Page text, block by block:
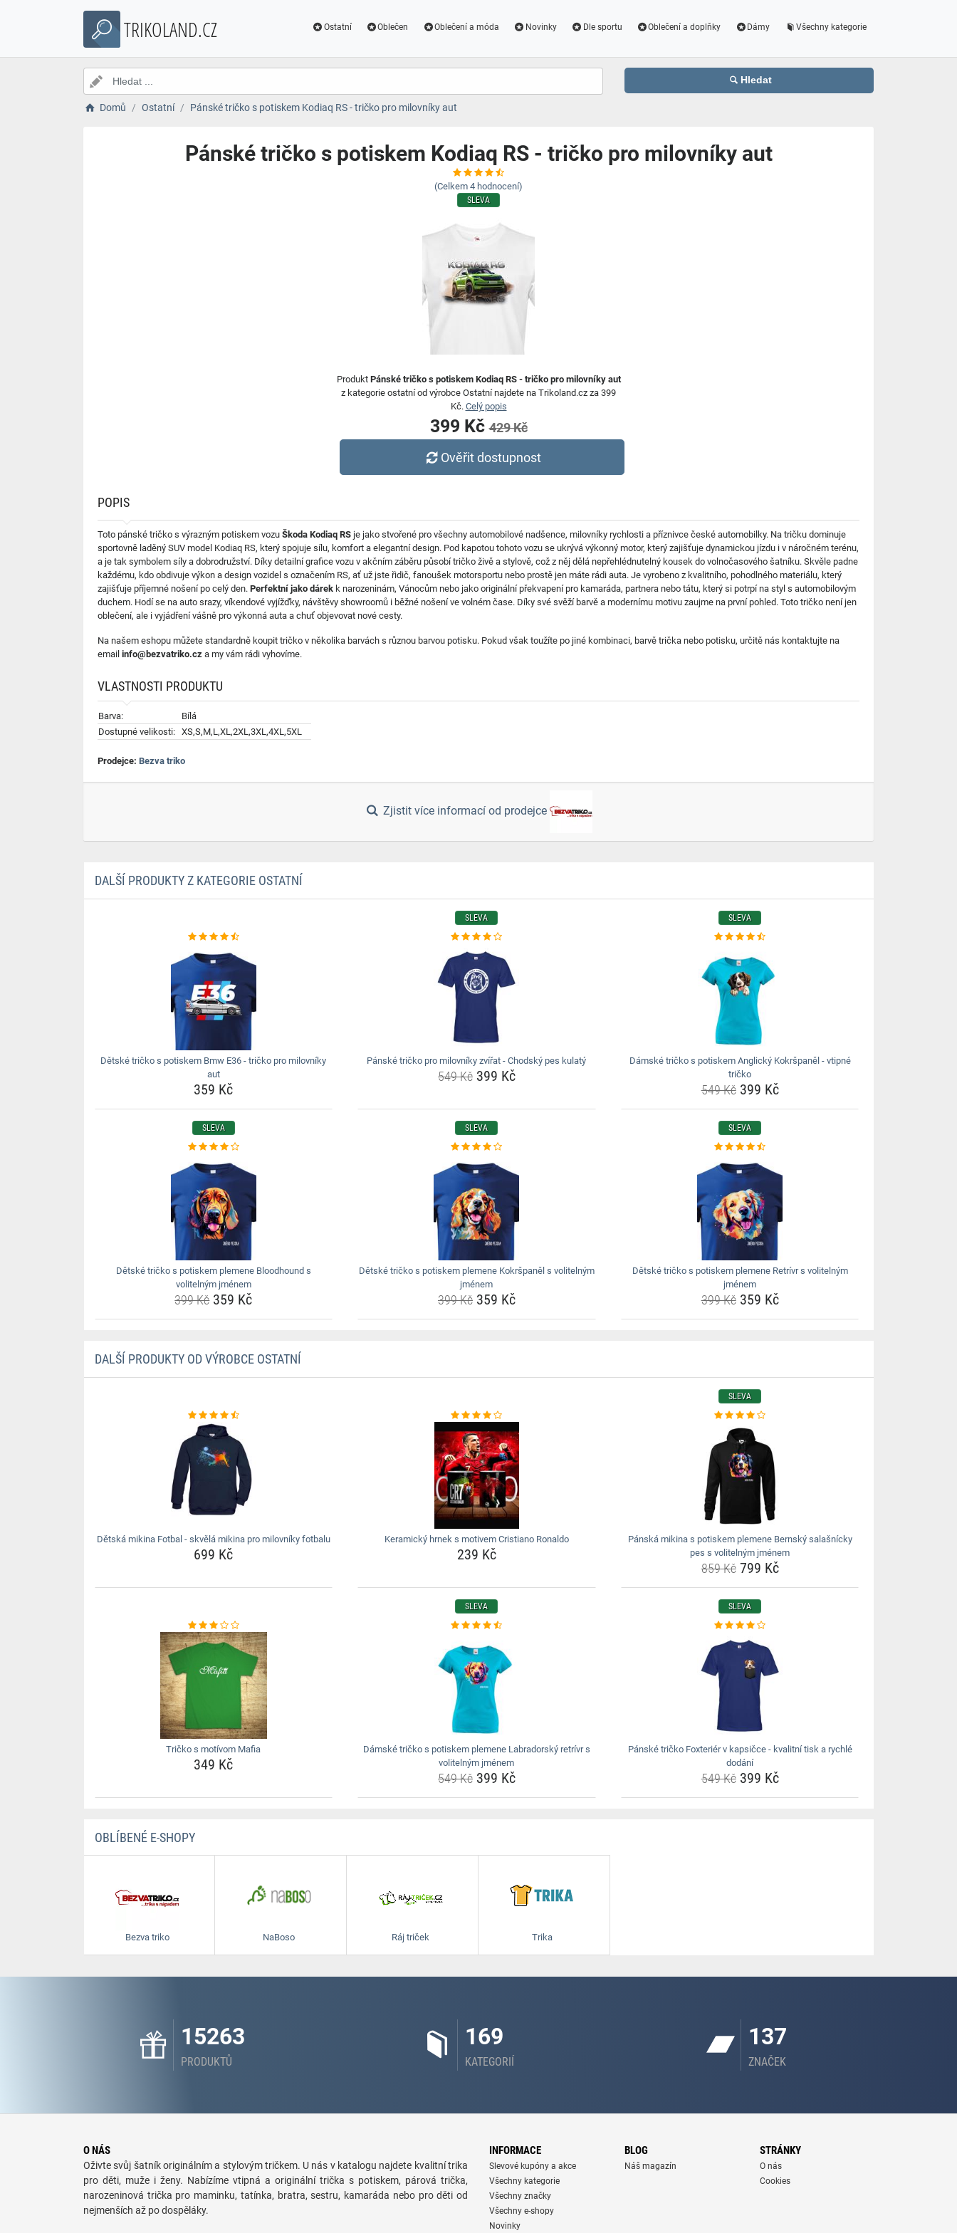
TRIKOLAND.CZ Ostatní Oblečen Oblečení a móda Novinky Dle sportu Oblečení a doplňky Dámy Všechny kategorie
Hledat
Domů Ostatní Pánské tričko s potiskem Kodiaq RS - tričko pro milovníky aut
Pánské tričko s potiskem Kodiaq RS - tričko pro milovníky aut
(Celkem 4 hodnocení)
SLEVA
Produkt Pánské tričko s potiskem Kodiaq RS - tričko pro milovníky aut
z kategorie ostatní od výrobce Ostatní najdete na Trikoland.cz za 399
Kč. Celý popis
399 Kč429 Kč
Ověřit dostupnost
POPIS
Toto pánské tričko s výrazným potiskem vozu Škoda Kodiaq RS je jako stvořené pro všechny automobilové nadšence, milovníky rychlosti a příznivce české automobilky. Na tričku dominuje
sportovně laděný SUV model Kodiaq RS, který spojuje sílu, komfort a elegantní design. Pod kapotou tohoto vozu se ukrývá výkonný motor, který zajišťuje dynamickou jízdu i v náročném terénu,
a je tak symbolem síly a dobrodružství. Díky detailní grafice vozu v akčním záběru působí tričko živě a stylově, což z něj dělá nepřehlédnutelný kousek do volnočasového šatníku. Skvěle padne
každému, kdo obdivuje výkon a design vozidel s označením RS, ať už jste řidič, fanoušek motorsportu nebo prostě jen máte rádi auta. Je vyrobeno z kvalitního, pohodlného materiálu, který
zajišťuje příjemné nošení po celý den. Perfektní jako dárek k narozeninám, Vánocům nebo jako originální překvapení pro kamaráda, partnera nebo tátu, který si potrpí na styl s automobilovým
duchem. Hodí se na auto srazy, víkendové vyjížďky, návštěvy showroomů i běžné nošení ve volném čase. Díky své svěží barvě a modernímu motivu zaujme na první pohled. Toto tričko není jen
oblečení, ale i vyjádření vášně pro výkonná auta a chuť objevovat nové cesty.
Na našem eshopu můžete standardně koupit tričko v několika barvách s různou barvou potisku. Pokud však toužíte po jiné kombinaci, barvě trička nebo potisku, určitě nás kontaktujte na
email info@bezvatriko.cz a my vám rádi vyhovíme.
VLASTNOSTI PRODUKTU
Barva:
Bílá
Dostupné velikosti: XS,S,M,L,XL,2XL,3XL,4XL,5XL
Prodejce: Bezva triko
Zjistit více informací od prodejce
DALŠÍ PRODUKTY Z KATEGORIE OSTATNÍ
Dětské tričko s potiskem Bmw E36 - tričko pro milovníky
aut
359 Kč
SLEVA
Pánské tričko pro milovníky zvířat - Chodský pes kulatý
549 Kč399 Kč
SLEVA
Dámské tričko s potiskem Anglický Kokršpaněl - vtipné
tričko
549 Kč399 Kč
SLEVA
Dětské tričko s potiskem plemene Bloodhound s
volitelným jménem
399 Kč359 Kč
SLEVA
Dětské tričko s potiskem plemene Kokršpaněl s volitelným
jménem
399 Kč359 Kč
SLEVA
Dětské tričko s potiskem plemene Retrívr s volitelným
jménem
399 Kč359 Kč
DALŠÍ PRODUKTY OD VÝROBCE OSTATNÍ
Dětská mikina Fotbal - skvělá mikina pro milovníky fotbalu
699 Kč
Keramický hrnek s motivem Cristiano Ronaldo
239 Kč
SLEVA
Pánská mikina s potiskem plemene Bernský salašnícky
pes s volitelným jménem
859 Kč799 Kč
Tričko s motívom Mafia
349 Kč
SLEVA
Dámské tričko s potiskem plemene Labradorský retrívr s
volitelným jménem
549 Kč399 Kč
SLEVA
Pánské tričko Foxteriér v kapsičce - kvalitní tisk a rychlé
dodání
549 Kč399 Kč
OBLÍBENÉ E-SHOPY
Bezva triko NaBoso Ráj triček Trika
15263
PRODUKTŮ
169
KATEGORIÍ
137
ZNAČEK
O NÁS
Oživte svůj šatník originálním a stylovým tričkem. U nás v katalogu najdete kvalitní trika
pro děti, muže i ženy. Nabízíme vtipná a originální trička s potiskem, párová trička,
narozeninová trička pro maminku, tatínka, bratra, sestru, kamaráda nebo pro děti od
nejmenších až po dospěláky.
INFORMACE
Slevové kupóny a akce
Všechny kategorie
Všechny značky
Všechny e-shopy
Novinky
BLOG
Náš magazín
STRÁNKY
O nás
Cookies